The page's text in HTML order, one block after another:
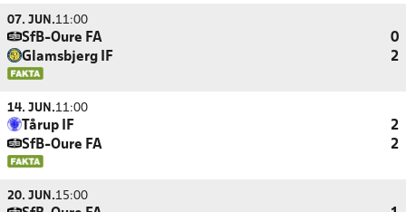
07. JUN.11:00
SfB-Oure FA
0
Glamsbjerg IF
2
14. JUN.11:00
Tårup IF
2
SfB-Oure FA
2
20. JUN.15:00